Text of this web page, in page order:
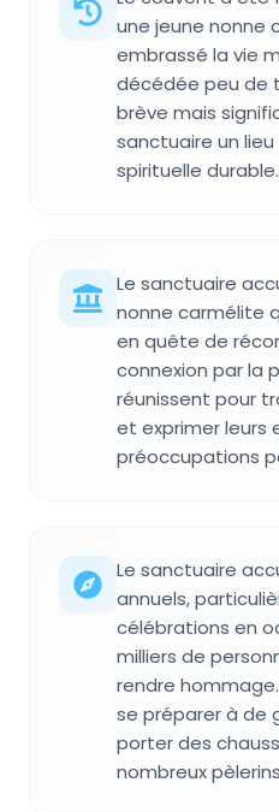
une jeune nonne
embrassé la vie
décédée peu de
brève mais
sanctuaire un
spirituelle durable.
Le sanctuaire
nonne carmélite
en quête de
connexion par la
réunissent pour
et exprimer leurs
préoccupations
Le sanctuaire
annuels,
célébrations en
milliers de
rendre
se préparer à de
porter des
nombreux